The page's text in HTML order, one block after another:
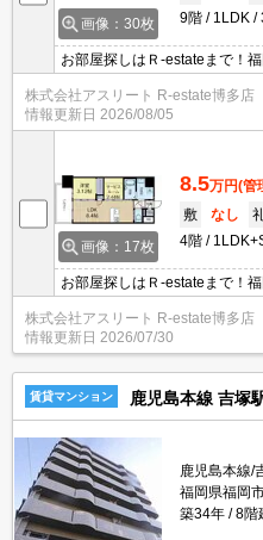
画像：30枚
9階
1LDK
お部屋探しはＲ-estateまで！
株式会社アスリート R-estate博多店
情報更新日 2026/08/05
画像：17枚
8.5万円(管
敷
なし
4階
お部屋探しはＲ-estateまで！
株式会社アスリート R-estate博多店
情報更新日 2026/07/30
賃貸マンション 鹿児島本線 吉塚
鹿児島本線/
福岡県福岡
築34年
8階